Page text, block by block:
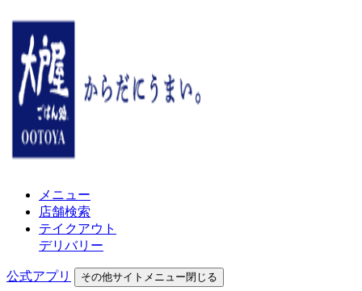
メニュー
店舗検索
テイクアウト
デリバリー
公式アプリ その他サイトメニュー閉じる